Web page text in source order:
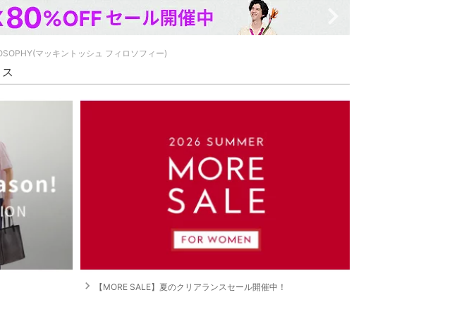
マッキントッシュ フィロソフィー)
navigate_next 【MORE SALE】夏のクリアランスセール開催中！